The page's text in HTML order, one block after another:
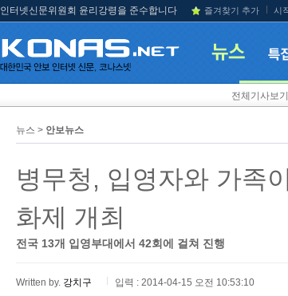
인터넷신문위원회 윤리강령을 준수합니다 즐겨찾기 추가 시
전체기사보기
뉴스 > 안보뉴스
병무청, 입영자와 가족
화제 개최
전국 13개 입영부대에서 42회에 걸쳐 진행
Written by. 강치구
입력 : 2014-04-15 오전 10:53:10